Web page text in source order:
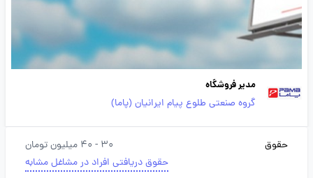
مدیر فروشگاه
گروه صنعتی طلوع پیام ایرانیان (پاما)
حقوق
30 - 40 میلیون تومان
حقوق دریافتی افراد در مشاغل مشابه